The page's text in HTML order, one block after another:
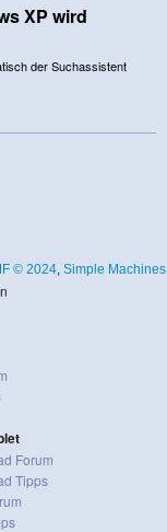
XP wird
der Suchassistent
© 2024, Simple Machines
Forum
Tipps